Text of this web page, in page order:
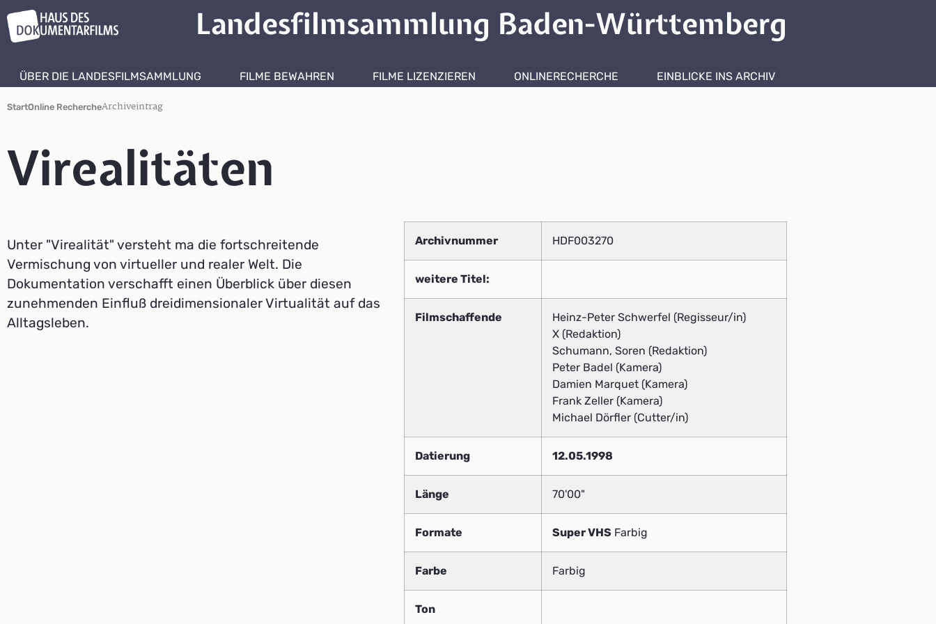
Landesfilmsammlung Baden-Württemberg
ÜBER DIE LANDESFILMSAMMLUNG FILME BEWAHREN FILME LIZENZIEREN ONLINERECHERCHE EINBLICKE INS ARCHIV
StartOnline RechercheArchiveintrag
Virealitäten
Unter "Virealität" versteht ma die fortschreitende
Vermischung von virtueller und realer Welt. Die
Dokumentation verschafft einen Überblick über diesen
zunehmenden Einfluß dreidimensionaler Virtualität auf das
Alltagsleben.
Archivnummer HDF003270
weitere Titel:
Filmschaffende
Heinz-Peter Schwerfel (Regisseur/in)
X (Redaktion)
Schumann, Soren (Redaktion)
Peter Badel (Kamera)
Damien Marquet (Kamera)
Frank Zeller (Kamera)
Michael Dörfler (Cutter/in)
Datierung 12.05.1998
Länge 70'00"
Formate Super VHS Farbig
Farbe Farbig
Ton